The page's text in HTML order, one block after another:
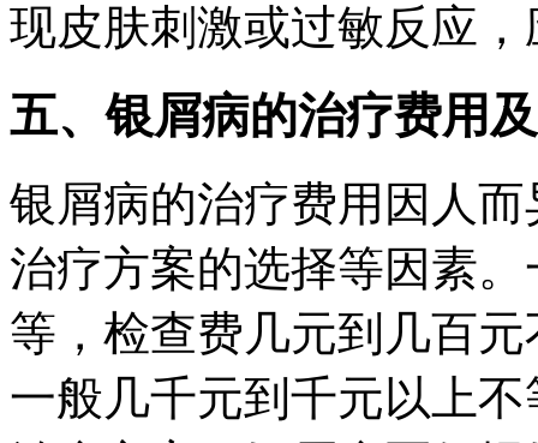
现皮肤刺激或过敏反应
五、银屑病的治疗费用
银屑病的治疗费用因人
治疗方案的选择等因素
等，检查费几元到几百
一般几千元到千元以上